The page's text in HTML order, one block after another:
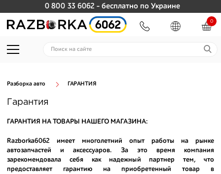
0 800 33 6062 - бесплатно по Украине
0
Разборка авто ГАРАНТИЯ
Гарантия
ГАРАНТИЯ НА ТОВАРЫ НАШЕГО МАГАЗИНА:
Razborka6062 имеет многолетний опыт работы на рынке
автозапчастей и аксессуаров. За это время компания
зарекомендовала себя как надежный партнер тем, что
предоставляет гарантию на приобретенный товар в